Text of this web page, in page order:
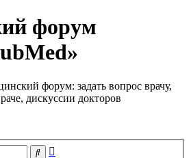
форум
форум: задать вопрос врачу,
дискуссии докторов
Поиск